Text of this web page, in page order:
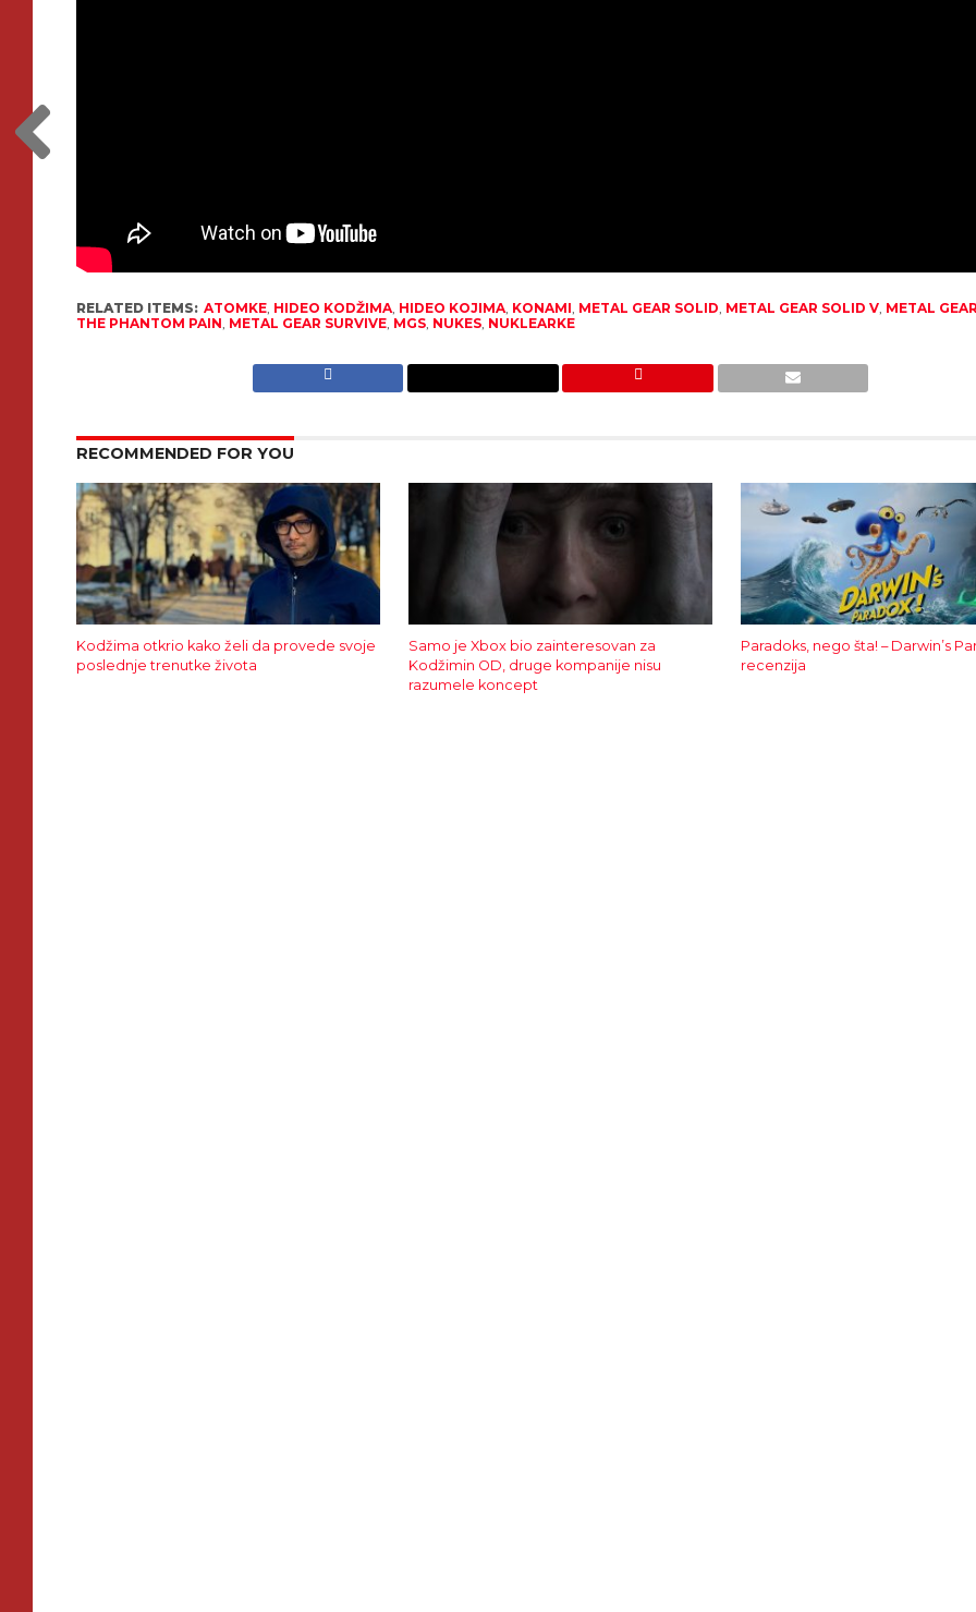
RELATED ITEMS: ATOMKE HIDEO KODŽIMA HIDEO KOJIMA KONAMI METAL GEAR SOLID METAL GEAR SOLID V METAL
THE PHANTOM PAIN METAL GEAR SURVIVE MGS NUKES NUKLEARKE
RECOMMENDED FOR YOU
Kodžima otkrio kako želi da provede svoje
poslednje trenutke života
Samo je Xbox bio zainteresovan za
Kodžimin OD, druge kompanije nisu
razumele koncept
Paradoks, nego šta! – Darwin’s
recenzija